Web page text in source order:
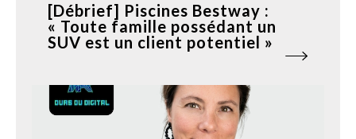
[Débrief] Piscines Bestway :
« Toute famille possédant un
SUV est un client potentiel »